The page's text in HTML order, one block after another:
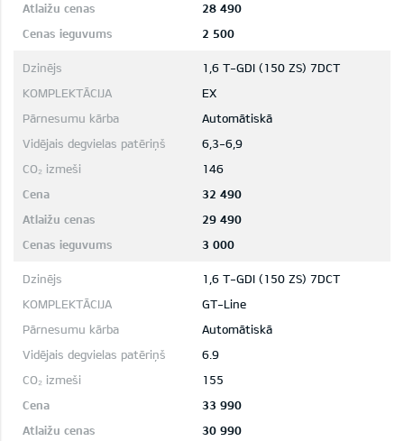
28 490
2 500
1,6 T-GDI (150 ZS) 7DCT
EX
Automātiskā
6,3-6,9
146
32 490
29 490
3 000
1,6 T-GDI (150 ZS) 7DCT
GT-Line
Automātiskā
6.9
155
33 990
30 990